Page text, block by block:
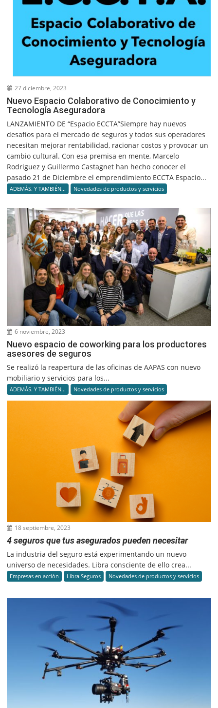
27 diciembre, 2023
Nuevo Espacio Colaborativo de Conocimiento y
Tecnología Aseguradora
LANZAMIENTO DE “Espacio ECCTA”Siempre hay nuevos
desafíos para el mercado de seguros y todos sus operadores
necesitan mejorar rentabilidad, racionar costos y provocar un
cambio cultural. Con esa premisa en mente, Marcelo
Rodriguez y Guillermo Castagnet han hecho conocer el
pasado 21 de Diciembre el emprendimiento ECCTA Espacio...
ADEMÁS. Y TAMBIÉN... Novedades de productos y servicios
6 noviembre, 2023
Nuevo espacio de coworking para los productores
asesores de seguros
Se realizó la reapertura de las oficinas de AAPAS con nuevo
mobiliario y servicios para los...
ADEMÁS. Y TAMBIÉN... Novedades de productos y servicios
18 septiembre, 2023
4 seguros que tus asegurados pueden necesitar
La industria del seguro está experimentando un nuevo
universo de necesidades. Libra consciente de ello crea...
Empresas en acción Libra Seguros Novedades de productos y servicios